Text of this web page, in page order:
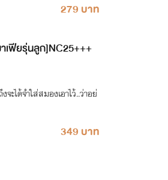
279 บาท
เฟียรุ่นลูก]NC25+++
ะได้จำใส่สมองเอาไว้..ว่าอย่
349 บาท